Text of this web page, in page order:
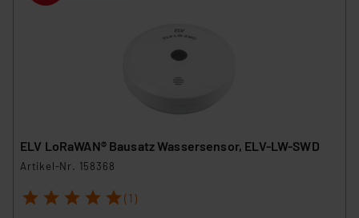
ELV LoRaWAN® Bausatz Wassersensor, ELV-LW-SWD
Artikel-Nr. 158368
1 2 3 4 5 (1)